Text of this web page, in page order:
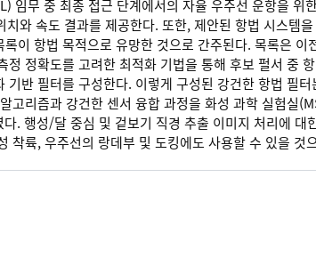
임무 중 최종 접근 단계에서의 자율 우주선 운항을
와 속도 결과를 제공한다. 또한, 제안된 항법 시스템
이 항법 목적으로 유망한 것으로 간주된다. 목록은
정 정확도를 고려한 최적화 기법을 통해 후보 펄서 중
기반 필터를 구성한다. 이렇게 구성된 강건한 항법 필
고리즘과 강건한 센서 융합 과정을 화성 과학 실험실
. 행성/달 중심 및 겉보기 직경 추출 이미지 처리에
착륙, 우주선의 랑데부 및 도킹에도 사용할 수 있을 것